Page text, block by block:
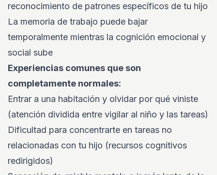
reconocimiento de patrones específicos de tu hijo
La memoria de trabajo puede bajar
temporalmente mientras la cognición emocional y
social sube
Experiencias comunes que son
completamente normales:
Entrar a una habitación y olvidar por qué viniste
(atención dividida entre vigilar al niño y las tareas)
Dificultad para concentrarte en tareas no
relacionadas con tu hijo (recursos cognitivos
redirigidos)